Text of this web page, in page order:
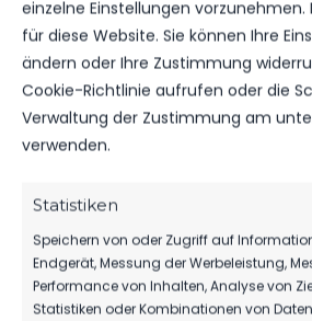
einzelne Einstellungen vorzunehmen.
für diese Website. Sie können Ihre
ändern oder Ihre Zustimmung
Cookie-Richtlinie aufrufen oder die
Verwaltung der Zustimmung am
verwenden.
Statistiken
Speichern von oder Zugriff auf
Endgerät, Messung der Werbeleistung,
Performance von Inhalten, Analyse von
Statistiken oder Kombinationen von
FC ROT-WEISS
1
0 GELBE KARTEN
0 ROTE KARTEN